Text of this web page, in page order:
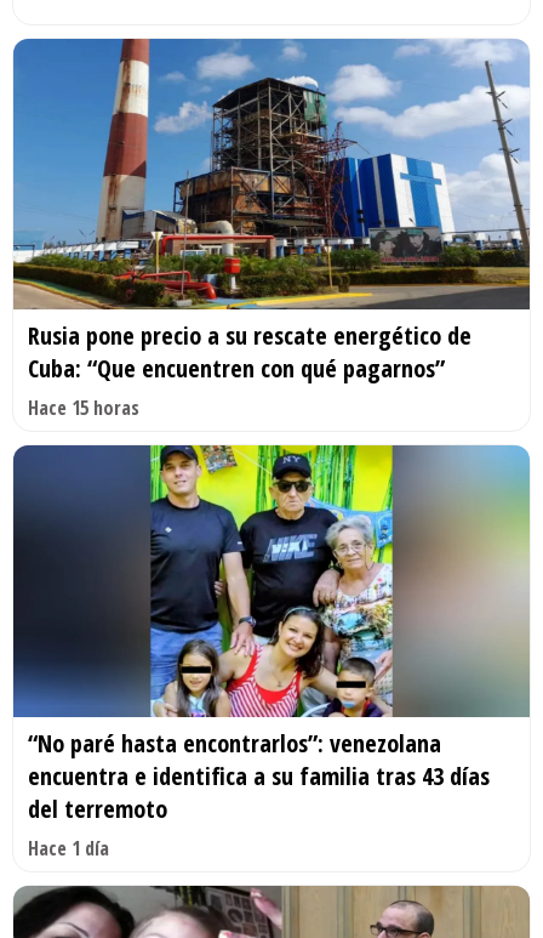
Rusia pone precio a su rescate energético de
Cuba: “Que encuentren con qué pagarnos”
Hace 15 horas
“No paré hasta encontrarlos”: venezolana
encuentra e identifica a su familia tras 43 días
del terremoto
Hace 1 día